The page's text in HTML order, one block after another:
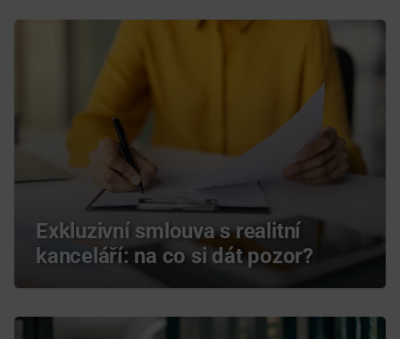
Exkluzivní smlouva s realitní
kanceláří: na co si dát pozor?